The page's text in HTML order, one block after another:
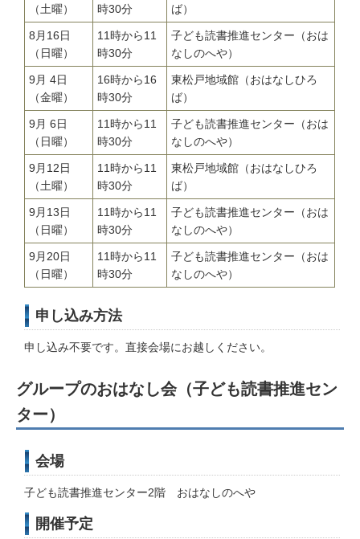
（土曜）
時30分
ば）
8月16日
（日曜）
11時から11
時30分
子ども読書推進センター（おは
なしのへや）
9月 4日
（金曜）
16時から16
時30分
東松戸地域館（おはなしひろ
ば）
9月 6日
（日曜）
11時から11
時30分
子ども読書推進センター（おは
なしのへや）
9月12日
（土曜）
11時から11
時30分
東松戸地域館（おはなしひろ
ば）
9月13日
（日曜）
11時から11
時30分
子ども読書推進センター（おは
なしのへや）
9月20日
（日曜）
11時から11
時30分
子ども読書推進センター（おは
なしのへや）
申し込み方法
申し込み不要です。直接会場にお越しください。
グループのおはなし会（子ども読書推進セン
ター）
会場
子ども読書推進センター2階 おはなしのへや
開催予定